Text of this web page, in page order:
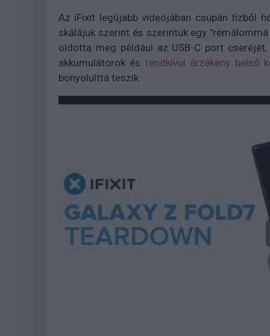
Az iFixit legújabb videójában csupán tízből
skálájuk szerint és szerintük egy
oldotta meg például az USB-C port
akkumulátorok és rendkívül érzékeny belső
bonyolulttá teszik.